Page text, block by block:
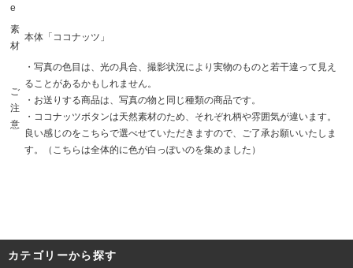
e
素
材
本体「ココナッツ」
ご
注
意
・写真の色目は、光の具合、撮影状況により実物のものと若干違って見え
ることがあるかもしれません。
・お送りする商品は、写真の物と同じ種類の商品です。
・ココナッツボタンは天然素材のため、それぞれ柄や雰囲気が違います。
良い感じのをこちらで選べせていただきますので、ご了承お願いいたしま
す。（こちらは全体的に色が白っぽいのを集めました）
カテゴリーから探す